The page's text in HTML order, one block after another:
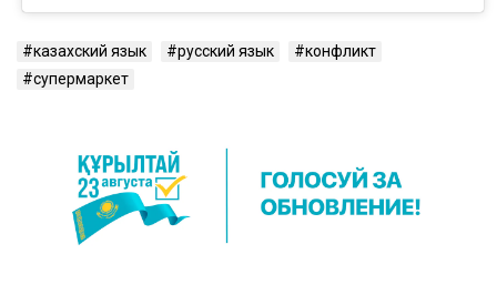
казахский язык русский язык
конфликт
супермаркет